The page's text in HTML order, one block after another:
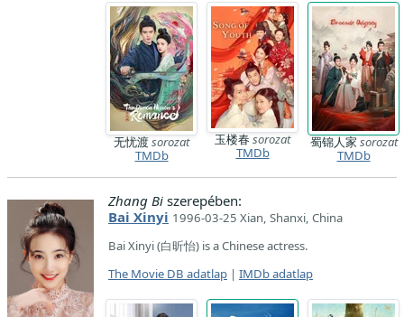
无忧渡sorozat
TMDb
玉楼春sorozat
TMDb
蜀锦人家 sorozat
TMDb
Zhang Bi szerepében:
Bai Xinyi 1996-03-25 Xian, Shanxi, China
Bai Xinyi (白昕怡) is a Chinese actress.
The Movie DB adatlap | IMDb adatlap